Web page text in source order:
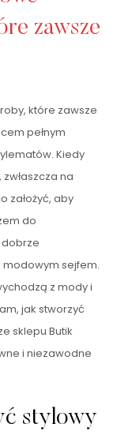
zawsze
które zawsze
pełnym
Kiedy
na
założyć, aby
do
sejfem.
z mody i
jak stworzyć
sklepu Butik
i niezawodne
stylowy